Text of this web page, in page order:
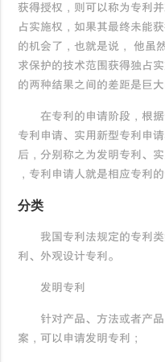
获得授权，则可以称为专利
占实施权，如果其最终未能
的机会了，也就是说， 他虽
求保护的技术范围获得独占
的两种结果之间的差距是巨大
在专利的申请阶段，根据
专利申请、实用新型专利申
后，分别称之为发明专利、
，专利申请人就是相应专利的
分类
我国专利法规定的专利类
利、外观设计专利。
发明专利
针对产品、方法或者产品
案，可以申请发明专利；